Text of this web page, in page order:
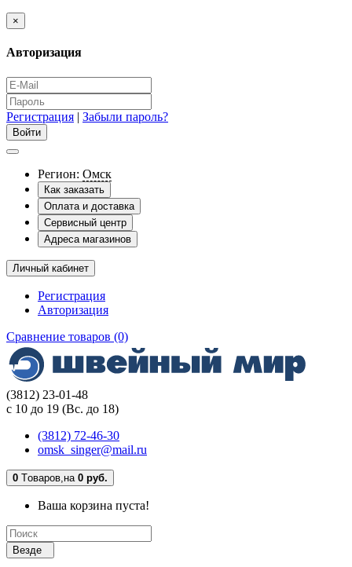
×
Авторизация
Регистрация | Забыли пароль?
Регион: Омск
Как заказать
Оплата и доставка
Сервисный центр
Адреса магазинов
Личный кабинет
Регистрация
Авторизация
Сравнение товаров (0)
(3812) 23-01-48
с 10 до 19 (Вс. до 18)
(3812) 72-46-30
omsk_singer@mail.ru
0 Tоваров,на 0 руб.
Ваша корзина пуста!
Везде